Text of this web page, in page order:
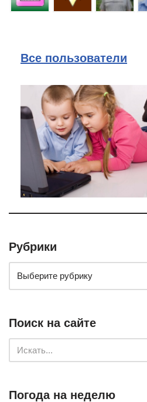
Все пользователи
Рубрики
Поиск на сайте
Погода на неделю